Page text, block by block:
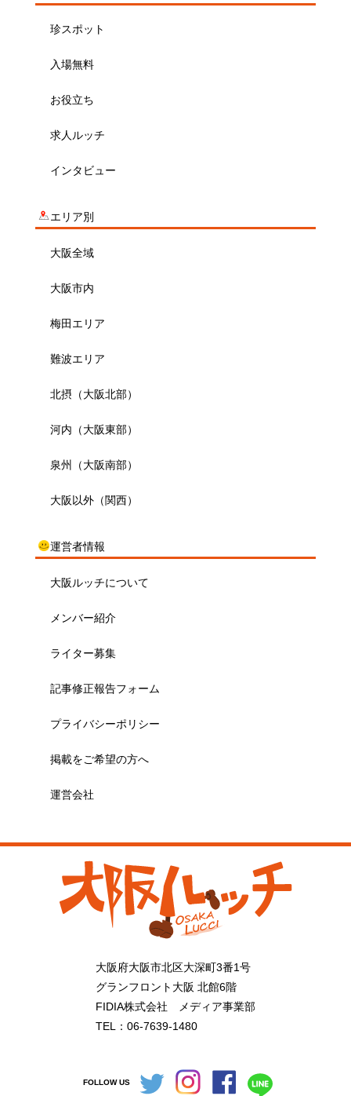
珍スポット
入場無料
お役立ち
求人ルッチ
インタビュー
エリア別
大阪全域
大阪市内
梅田エリア
難波エリア
北摂（大阪北部）
河内（大阪東部）
泉州（大阪南部）
大阪以外（関西）
運営者情報
大阪ルッチについて
メンバー紹介
ライター募集
記事修正報告フォーム
プライバシーポリシー
掲載をご希望の方へ
運営会社
大阪府大阪市北区大深町3番1号
グランフロント大阪 北館6階
FIDIA株式会社 メディア事業部
TEL：06-7639-1480
FOLLOW US